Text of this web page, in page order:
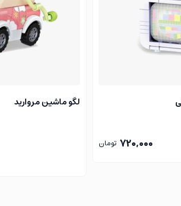
720,000 تومان
لگو ماشین مروارید